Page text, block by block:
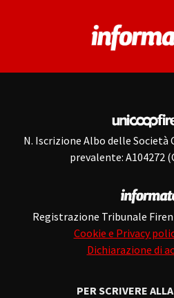
N. Iscrizione Albo delle
prevalente: A104272
Registrazione Tribunale
Cookie e Privacy
Dichiarazione di
PER SCRIVERE